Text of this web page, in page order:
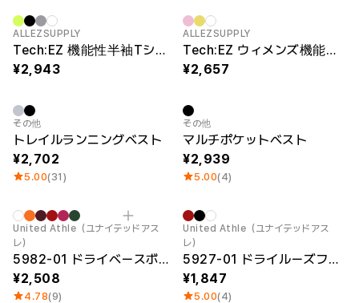
New
ALLEZSUPPLY
Tech:EZ 機能性半袖Tシャツ
2,943
New
ALLEZSUPPLY
Tech:EZ ウィメンズ機能性半袖Tシャツ
2,657
その他
トレイルランニングベスト
2,702
5.00(31)
New
その他
マルチポケットベスト
2,939
5.00(4)
United Athle（ユナイテッドアス
レ）
5982-01 ドライベースボールシャツ
2,508
4.78(9)
New
United Athle（ユナイテッドアス
レ）
5927-01 ドライルーズフィットTシャツ
1,847
5.00(4)